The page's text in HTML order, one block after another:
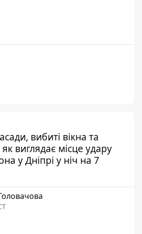
вибиті вікна та
виглядає місце удару
у Дніпрі у ніч на 7